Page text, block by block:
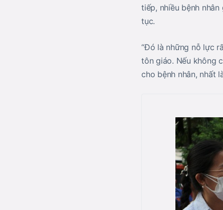
tiếp, nhiều bệnh
tục.
“Đó là những nỗ lực
tôn giáo. Nếu không
cho bệnh nhân, nhất